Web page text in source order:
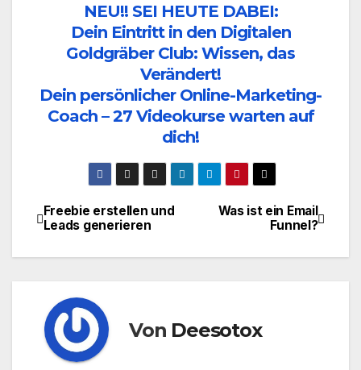
NEU!! SEI HEUTE DABEI:
Dein Eintritt in den Digitalen
Goldgräber Club: Wissen, das
Verändert!
Dein persönlicher Online-Marketing-
Coach – 27 Videokurse warten auf
dich!
BeitragsnavigationWas ist ein Email
Funnel?
Freebie erstellen und
Leads generieren
Von Deesotox